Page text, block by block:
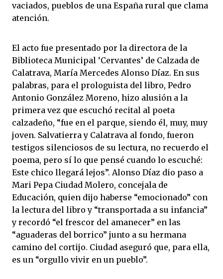
vaciados, pueblos de una España rural que clama
atención.
El acto fue presentado por la directora de la
Biblioteca Municipal ‘Cervantes’ de Calzada de
Calatrava, María Mercedes Alonso Díaz. En sus
palabras, para el prologuista del libro, Pedro
Antonio González Moreno, hizo alusión a la
primera vez que escuchó recital al poeta
calzadeño, “fue en el parque, siendo él, muy, muy
joven. Salvatierra y Calatrava al fondo, fueron
testigos silenciosos de su lectura, no recuerdo el
poema, pero sí lo que pensé cuando lo escuché:
Este chico llegará lejos”. Alonso Díaz dio paso a
Mari Pepa Ciudad Molero, concejala de
Educación, quien dijo haberse “emocionado” con
la lectura del libro y “transportada a su infancia”
y recordó “el frescor del amanecer” en las
“aguaderas del borrico” junto a su hermana
camino del cortijo. Ciudad aseguró que, para ella,
es un “orgullo vivir en un pueblo”.